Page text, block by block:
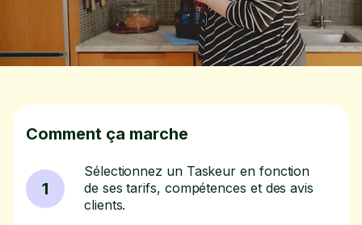
Comment ça marche
1
Sélectionnez un Taskeur en fonction
de ses tarifs, compétences et des avis
clients.